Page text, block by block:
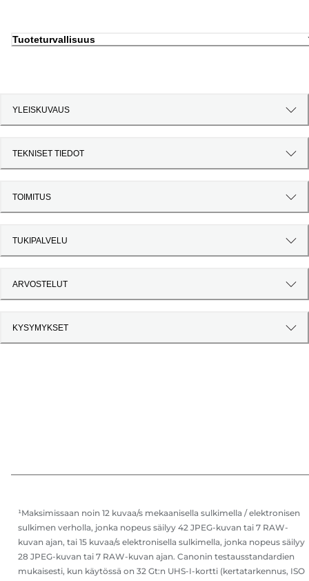
Tuoteturvallisuus
YLEISKUVAUS
TEKNISET TIEDOT
TOIMITUS
TUKIPALVELU
ARVOSTELUT
KYSYMYKSET
¹Maksimissaan noin 12 kuvaa/s mekaanisella sulkimella / elektronisen
sulkimen verholla, jonka nopeus säilyy 42 JPEG-kuvan tai 7 RAW-
kuvan ajan, tai 15 kuvaa/s elektronisella sulkimella, jonka nopeus säilyy
28 JPEG-kuvan tai 7 RAW-kuvan ajan. Canonin testausstandardien
mukaisesti, kun käytössä on 32 Gt:n UHS-I-kortti (kertatarkennus, ISO